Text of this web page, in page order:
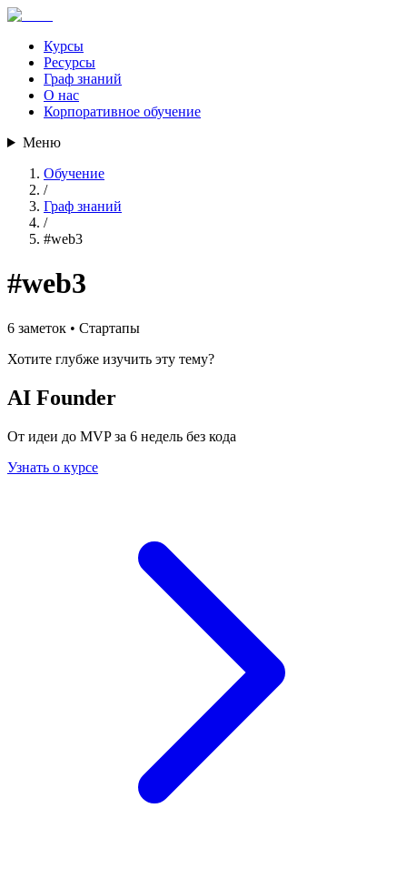
Курсы
Ресурсы
Граф знаний
О нас
Корпоративное обучение
Меню
Обучение
/
Граф знаний
/
#web3
#web3
6 заметок • Стартапы
Хотите глубже изучить эту тему?
AI Founder
От идеи до MVP за 6 недель без кода
Узнать о курсе